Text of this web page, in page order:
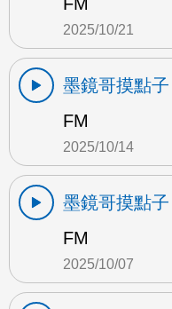
2025/10/21
墨鏡哥摸點子
FM
2025/10/14
墨鏡哥摸點子
FM
2025/10/07